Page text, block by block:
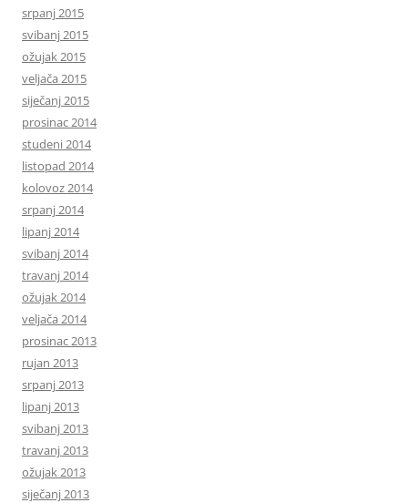
srpanj 2015
svibanj 2015
ožujak 2015
veljača 2015
siječanj 2015
prosinac 2014
studeni 2014
listopad 2014
kolovoz 2014
srpanj 2014
lipanj 2014
svibanj 2014
travanj 2014
ožujak 2014
veljača 2014
prosinac 2013
rujan 2013
srpanj 2013
lipanj 2013
svibanj 2013
travanj 2013
ožujak 2013
siječanj 2013